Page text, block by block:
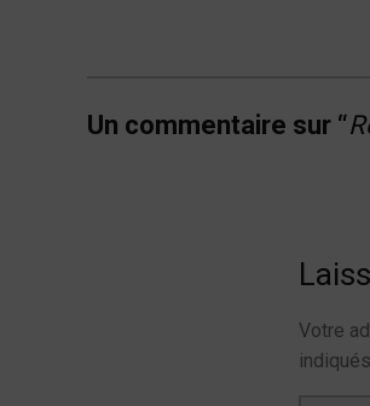
Un commentaire sur “
Votre